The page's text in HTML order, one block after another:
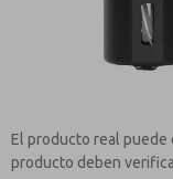
El producto real puede
producto deben